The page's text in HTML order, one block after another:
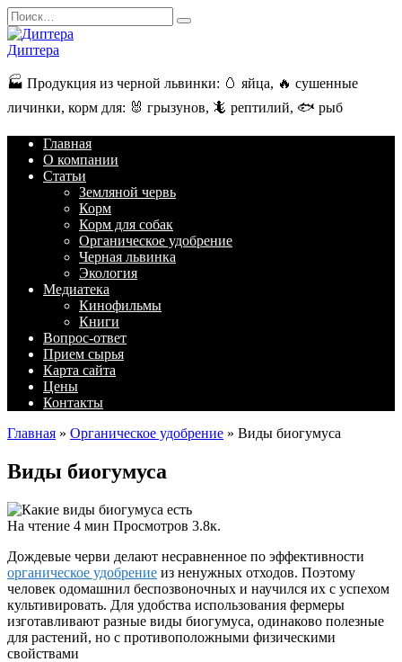
Перейти
к
содержанию
Search
for:
Диптера
🏭️ Продукция из черной львинки: 🥚 яйца, 🔥 сушенные
личинки, корм для: 🐰 грызунов, 🦎 рептилий, 🐟 рыб
Главная
О компании
Статьи
Земляной червь
Корм
Корм для собак
Органическое удобрение
Черная львинка
Экология
Медиатека
Кинофильмы
Книги
Вопрос-ответ
Прием сырья
Карта сайта
Цены
Контакты
Главная » Органическое удобрение » Виды биогумуса
Виды биогумуса
На чтение 4 мин Просмотров 3.8к.
Дождевые черви делают несравненное по эффективности
органическое удобрение из ненужных отходов. Поэтому
человек одомашнил беспозвоночных и научился их с успехом
культивировать. Для удобства использования фермеры
изготавливают разные виды биогумуса, одинаково полезные
для растений, но с противоположными физическими
свойствами